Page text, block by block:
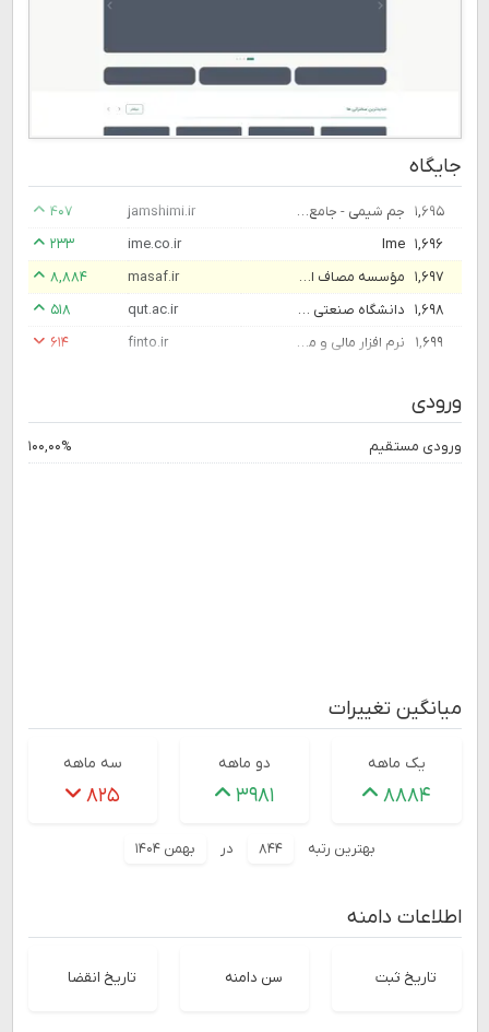
جایگاه
۱,۶۹۵ جم شیمی - جامع ترین سایت تخصصی شیمی jamshimi.ir
۴۰۷
۱,۶۹۶ Ime
ime.co.ir
۲۳۳
۱,۶۹۷
مؤسسه مصاف ایرانیان masaf.ir
۸,۸۸۴
۱,۶۹۸
دانشگاه صنعتی قم qut.ac.ir
۵۱۸
۱,۶۹۹
نرم افزار مالی و منابع انسانی فینتو finto.ir ۶۱۴
ورودی
ورودی مستقیم ۱۰۰,۰۰%
میانگین تغییرات
یک ماهه
۸۸۸۴
دو ماهه
۳۹۸۱
سه ماهه
۸۲۵
بهترین رتبه ۸۴۴ در بهمن ۱۴۰۴
اطلاعات دامنه
تاریخ ثبت سن دامنه تاریخ انقضا